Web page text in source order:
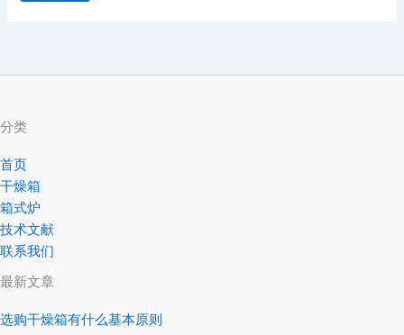
分类
首页
干燥箱
箱式炉
技术文献
联系我们
最新文章
选购干燥箱有什么基本原则